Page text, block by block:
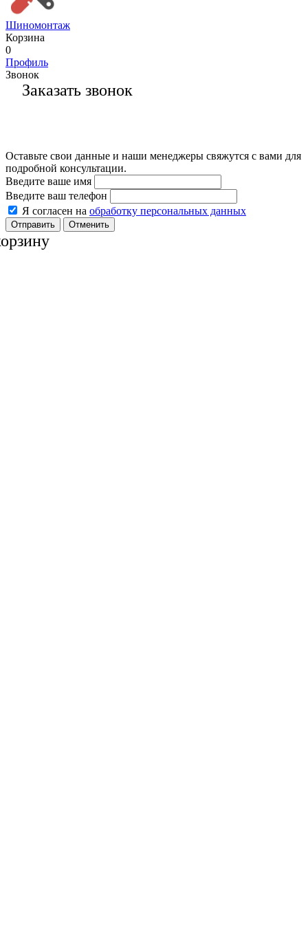
Шиномонтаж
Корзина
0
Профиль
Звонок
Заказать звонок
Оставьте свои данные и наши менеджеры свяжутся с вами для
подробной консультации.
Введите ваше имя
Введите ваш телефон
Я согласен на обработку персональных данных
Отменить